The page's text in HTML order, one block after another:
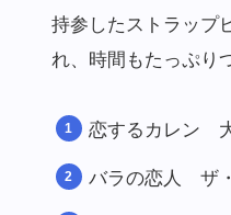
持参したストラップ
れ、時間もたっぷり
恋するカレン
バラの恋人 ザ